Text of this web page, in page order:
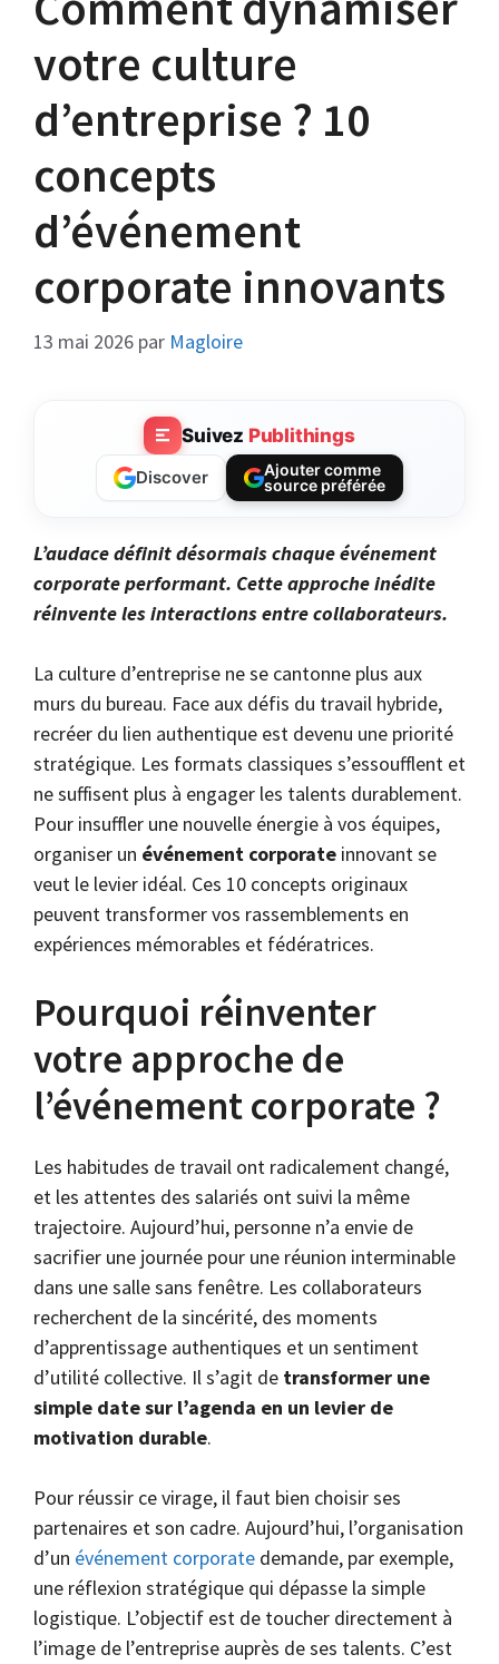
votre culture
d’entreprise ? 10
concepts
d’événement
corporate innovants
13 mai 2026 par Magloire
Suivez Publithings
Discover
Ajouter comme
source préférée
L’audace définit désormais chaque événement
corporate performant. Cette approche inédite
réinvente les interactions entre collaborateurs.
La culture d’entreprise ne se cantonne plus aux
murs du bureau. Face aux défis du travail hybride,
recréer du lien authentique est devenu une priorité
stratégique. Les formats classiques s’essoufflent et
ne suffisent plus à engager les talents durablement.
Pour insuffler une nouvelle énergie à vos équipes,
organiser un événement corporate innovant se
veut le levier idéal. Ces 10 concepts originaux
peuvent transformer vos rassemblements en
expériences mémorables et fédératrices.
Pourquoi réinventer
votre approche de
l’événement corporate ?
Les habitudes de travail ont radicalement changé,
et les attentes des salariés ont suivi la même
trajectoire. Aujourd’hui, personne n’a envie de
sacrifier une journée pour une réunion interminable
dans une salle sans fenêtre. Les collaborateurs
recherchent de la sincérité, des moments
d’apprentissage authentiques et un sentiment
d’utilité collective. Il s’agit de transformer une
simple date sur l’agenda en un levier de
motivation durable.
Pour réussir ce virage, il faut bien choisir ses
partenaires et son cadre. Aujourd’hui, l’organisation
d’un événement corporate demande, par exemple,
une réflexion stratégique qui dépasse la simple
logistique. L’objectif est de toucher directement à
l’image de l’entreprise auprès de ses talents. C’est